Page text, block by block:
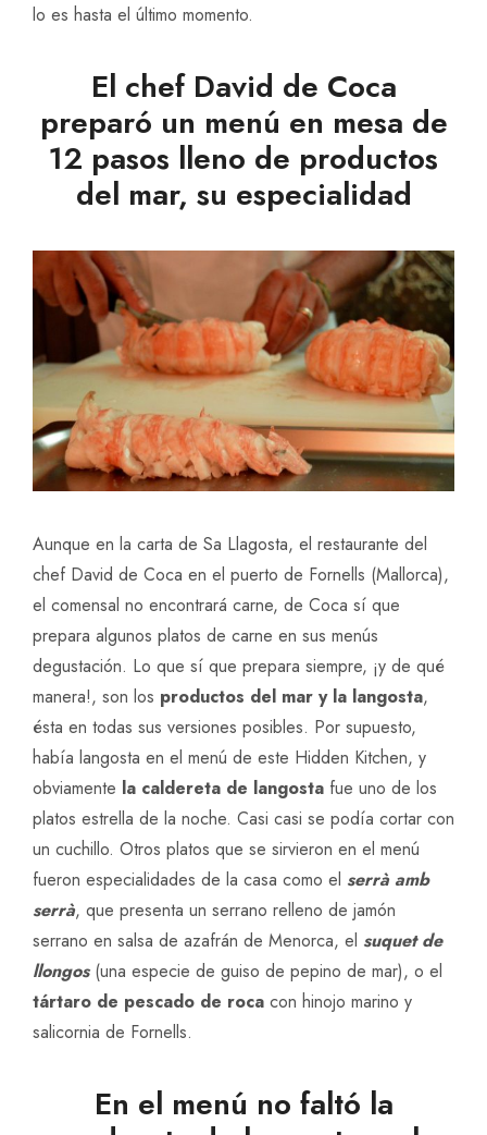
lo es hasta el último momento.
El chef David de Coca
preparó un menú en mesa de
12 pasos lleno de productos
del mar, su especialidad
Aunque en la carta de Sa Llagosta, el restaurante del
chef David de Coca en el puerto de Fornells (Mallorca),
el comensal no encontrará carne, de Coca sí que
prepara algunos platos de carne en sus menús
degustación. Lo que sí que prepara siempre, ¡y de qué
manera!, son los productos del mar y la langosta,
ésta en todas sus versiones posibles. Por supuesto,
había langosta en el menú de este Hidden Kitchen, y
obviamente la caldereta de langosta fue uno de los
platos estrella de la noche. Casi casi se podía cortar con
un cuchillo. Otros platos que se sirvieron en el menú
fueron especialidades de la casa como el serrà amb
serrà, que presenta un serrano relleno de jamón
serrano en salsa de azafrán de Menorca, el suquet de
llongos (una especie de guiso de pepino de mar), o el
tártaro de pescado de roca con hinojo marino y
salicornia de Fornells.
En el menú no faltó la